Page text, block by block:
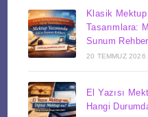
Klasik
Tasarımlara:
Sunum
20 TEMMUZ 2026
El Yazısı
Hangi